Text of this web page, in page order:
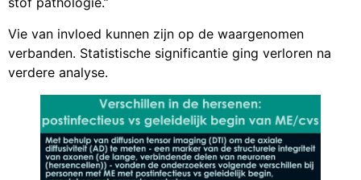
Vie van invloed kunnen zijn op de waargenomen
verbanden. Statistische significantie ging verloren na
verdere analyse.